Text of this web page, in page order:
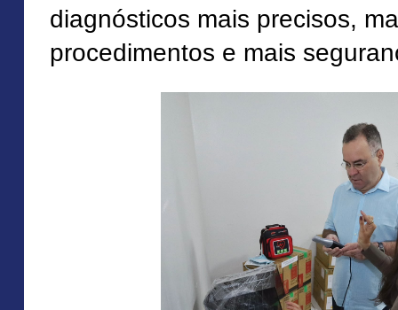
diagnósticos mais precisos,
procedimentos e mais